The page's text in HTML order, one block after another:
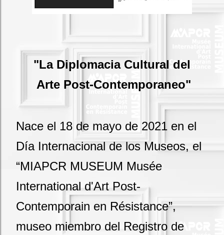
"La Diplomacia Cultural del
Arte Post-Contemporaneo"
Nace el 18 de mayo de 2021 en el
Día Internacional de los Museos, el
“MIAPCR MUSEUM Musée
International d'Art Post-
Contemporain en Résistance”,
museo miembro del Registro de